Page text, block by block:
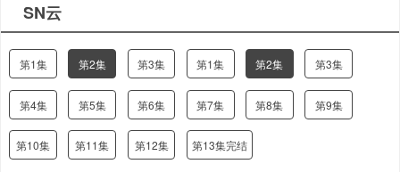
SN云
第1集 第2集 第3集 第1集 第2集 第3集
第4集 第5集 第6集 第7集 第8集 第9集
第10集 第11集 第12集 第13集完结